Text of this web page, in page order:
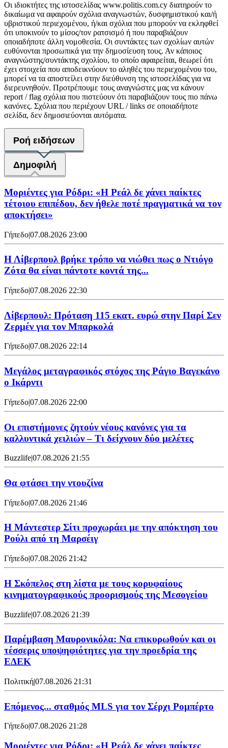
Οι ιδιοκτήτες της ιστοσελίδας www.politis.com.cy διατηρούν το
δικαίωμα να αφαιρούν σχόλια αναγνωστών, δυσφημιστικού και/ή
υβριστικού περιεχομένου, ή/και σχόλια που μπορούν να εκληφθεί
ότι υποκινούν το μίσος/τον ρατσισμό ή που παραβιάζουν
οποιαδήποτε άλλη νομοθεσία. Οι συντάκτες των σχολίων αυτών
ευθύνονται προσωπικά για την δημοσίευση τους. Αν κάποιος
αναγνώστης/συντάκτης σχολίου, το οποίο αφαιρείται, θεωρεί ότι
έχει στοιχεία που αποδεικνύουν το αληθές του περιεχομένου του,
μπορεί να τα αποστείλει στην διεύθυνση της ιστοσελίδας για να
διερευνηθούν. Προτρέπουμε τους αναγνώστες μας να κάνουν
report / flag σχόλια που πιστεύουν ότι παραβιάζουν τους πιο πάνω
κανόνες. Σχόλια που περιέχουν URL / links σε οποιαδήποτε
σελίδα, δεν δημοσιεύονται αυτόματα.
Ροή ειδήσεων
Δημοφιλή
Μοριέντες για Ρόδρι: «Η Ρεάλ δε χάνει παίκτες
τέτοιου επιπέδου, δεν ήθελε ποτέ πραγματικά να τον
αποκτήσει»
Γήπεδο|07.08.2026 23:00
Η Λίβερπουλ βρήκε τρόπο να νιώθει πως ο Ντιόγο
Ζότα θα είναι πάντοτε κοντά της...
Γήπεδο|07.08.2026 22:30
Λίβερπουλ: Πρόταση 115 εκατ. ευρώ στην Παρί Σεν
Ζερμέν για τον Μπαρκολά
Γήπεδο|07.08.2026 22:14
Μεγάλος μεταγραφικός στόχος της Ράγιο Βαγεκάνο
ο Ικάρντι
Γήπεδο|07.08.2026 22:00
Οι επιστήμονες ζητούν νέους κανόνες για τα
καλλυντικά χειλιών – Τι δείχνουν δύο μελέτες
Buzzlife|07.08.2026 21:55
Θα φτάσει την ντουζίνα
Γήπεδο|07.08.2026 21:46
Η Μάντεστερ Σίτι προχωράει με την απόκτηση του
Ρούλι από τη Μαρσέιγ
Γήπεδο|07.08.2026 21:42
Η Σκόπελος στη λίστα με τους κορυφαίους
κινηματογραφικούς προορισμούς της Μεσογείου
Buzzlife|07.08.2026 21:39
Παρέμβαση Μαυρονικόλα: Να επικυρωθούν και οι
τέσσερις υποψηφιότητες για την προεδρία της
ΕΔΕΚ
Πολιτική|07.08.2026 21:31
Επόμενος... σταθμός MLS για τον Σέρχι Ρομπέρτο
Γήπεδο|07.08.2026 21:28
Μοριέντες για Ρόδρι: «Η Ρεάλ δε χάνει παίκτες